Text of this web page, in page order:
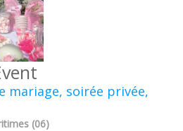
mariage, soirée privée,
(06)